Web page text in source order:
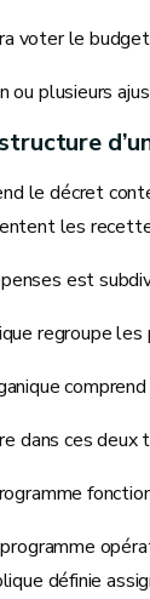
voter le
ou plusieurs
le décret
les
est
regroupe
dans ces
définie